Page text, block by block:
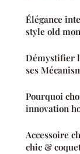
Élégance
style old
Démystifier
ses
Pourquoi
innovation
Accessoire
chic &